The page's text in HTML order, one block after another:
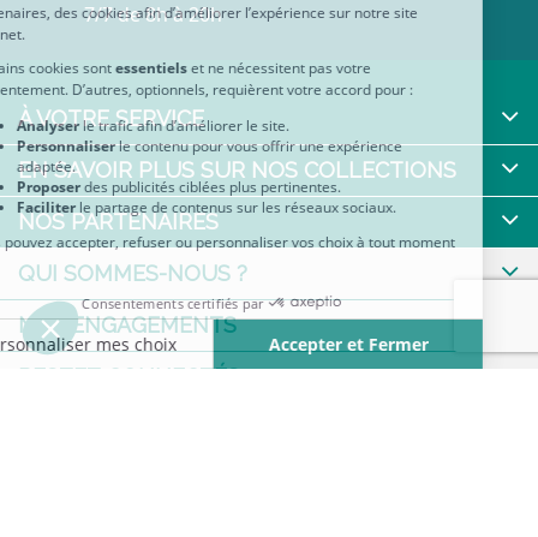
7/7 de 8h à 20h
À VOTRE SERVICE
EN SAVOIR PLUS SUR NOS COLLECTIONS
NOS PARTENAIRES
QUI SOMMES-NOUS ?
NOS ENGAGEMENTS
RESTEZ CONNECTÉS